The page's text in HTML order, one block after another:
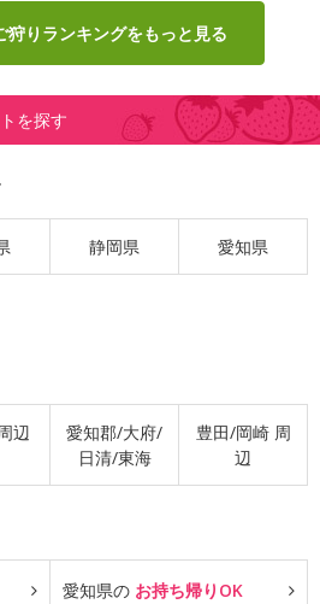
狩りランキングをもっと見る
を探す
静岡県 愛知県
辺
愛知郡/大府/
日清/東海
豊田/岡崎 周
辺
愛知県の お持ち帰りOK